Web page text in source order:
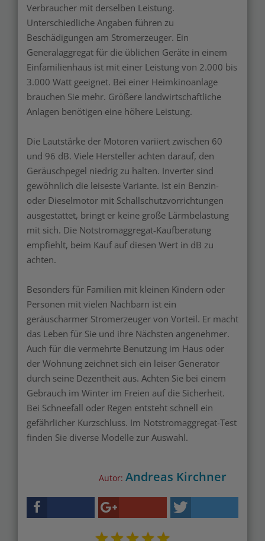
Verbraucher mit derselben Leistung.
Unterschiedliche Angaben führen zu
Beschädigungen am Stromerzeuger. Ein
Generalaggregat für die üblichen Geräte in einem
Einfamilienhaus ist mit einer Leistung von 2.000 bis
3.000 Watt geeignet. Bei einer Heimkinoanlage
brauchen Sie mehr. Größere landwirtschaftliche
Anlagen benötigen eine höhere Leistung.
Die Lautstärke der Motoren variiert zwischen 60
und 96 dB. Viele Hersteller achten darauf, den
Geräuschpegel niedrig zu halten. Inverter sind
gewöhnlich die leiseste Variante. Ist ein Benzin-
oder Dieselmotor mit Schallschutzvorrichtungen
ausgestattet, bringt er keine große Lärmbelastung
mit sich. Die Notstromaggregat-Kaufberatung
empfiehlt, beim Kauf auf diesen Wert in dB zu
achten.
Besonders für Familien mit kleinen Kindern oder
Personen mit vielen Nachbarn ist ein
geräuscharmer Stromerzeuger von Vorteil. Er macht
das Leben für Sie und ihre Nächsten angenehmer.
Auch für die vermehrte Benutzung im Haus oder
der Wohnung zeichnet sich ein leiser Generator
durch seine Dezentheit aus. Achten Sie bei einem
Gebrauch im Winter im Freien auf die Sicherheit.
Bei Schneefall oder Regen entsteht schnell ein
gefährlicher Kurzschluss. Im Notstromaggregat-Test
finden Sie diverse Modelle zur Auswahl.
Autor: Andreas Kirchner